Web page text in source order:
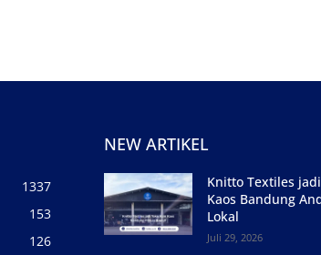
1337
153
126
NEW ARTIKEL
Knitto Textiles
Kaos Bandung
Lokal
Juli 29, 2026